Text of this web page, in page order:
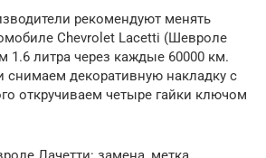
рекомендуют менять
Chevrolet Lacetti (Шевроле
1.6 литра через каждые 60000 км.
снимаем декоративную накладку с
откручиваем четыре гайки ключом